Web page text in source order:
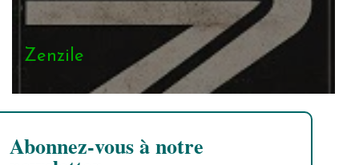
Zenzile
Abonnez-vous à notre